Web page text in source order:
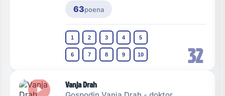
32
63poena
1 2 3 4 5
6 7 8 9 10
Vanja Drah